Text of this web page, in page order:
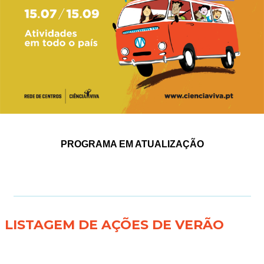
PROGRAMA EM ATUALIZAÇÃO
LISTAGEM DE AÇÕES DE VERÃO